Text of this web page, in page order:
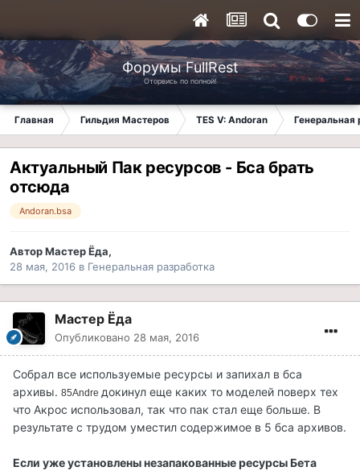
Форумы FullRest
Оторвись по полной!
Главная Гильдия Мастеров TES V: Andoran Генеральная
Актуальный Пак ресурсов - Бса брать
отсюда
Andoran.bsa
АвторМастер Ёда,
28 мая, 2016 в Генеральная разработка
Мастер Ёда
Опубликовано 28 мая, 2016
Собрал все используемые ресурсы и запихал в бса
архивы. 85Andre докинул еще каких то моделей поверх тех
что Акрос использовал, так что пак стал еще больше. В
результате с трудом уместил содержимое в 5 бса архивов.
Если уже установлены незапакованные ресурсы Бета